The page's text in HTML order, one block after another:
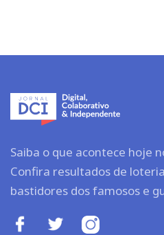
Saiba o que acontece hoje
Confira resultados de
bastidores dos famosos e